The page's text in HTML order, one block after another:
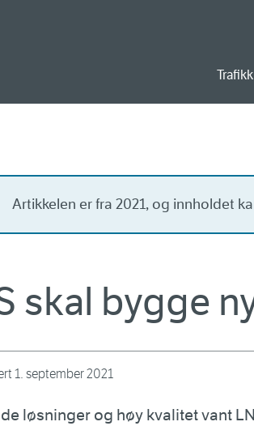
Trafikk
Artikkelen er fra 2021, og innholdet
skal bygge
1. september 2021
løsninger og høy kvalitet vant